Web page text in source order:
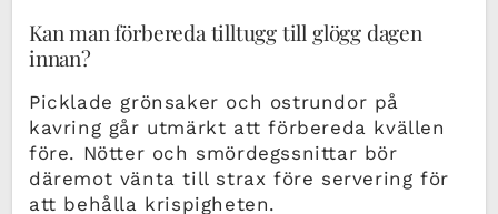
Kan man förbereda tilltugg till glögg dagen
innan?
Picklade grönsaker och ostrundor på
kavring går utmärkt att förbereda kvällen
före. Nötter och smördegssnittar bör
däremot vänta till strax före servering för
att behålla krispigheten.